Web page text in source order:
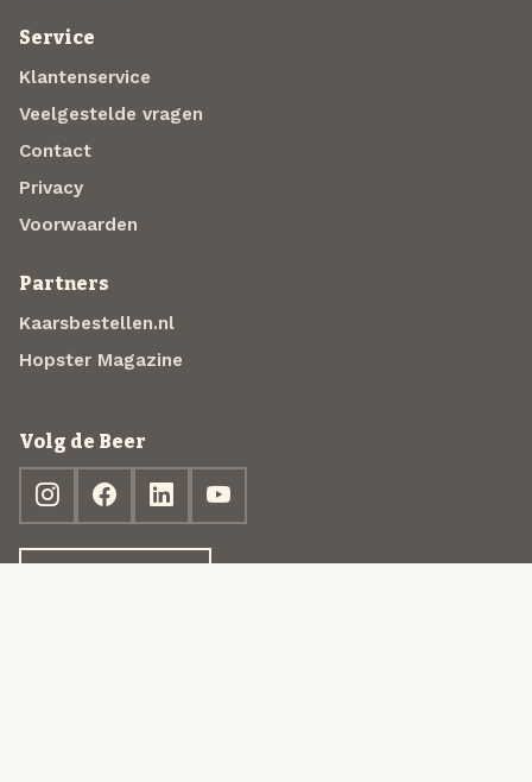
Service
Klantenservice
Veelgestelde vragen
Contact
Privacy
Voorwaarden
Partners
Kaarsbestellen.nl
Hopster Magazine
Volg de Beer